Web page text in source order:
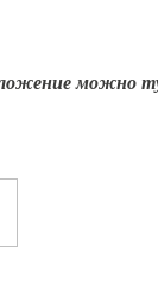
можно